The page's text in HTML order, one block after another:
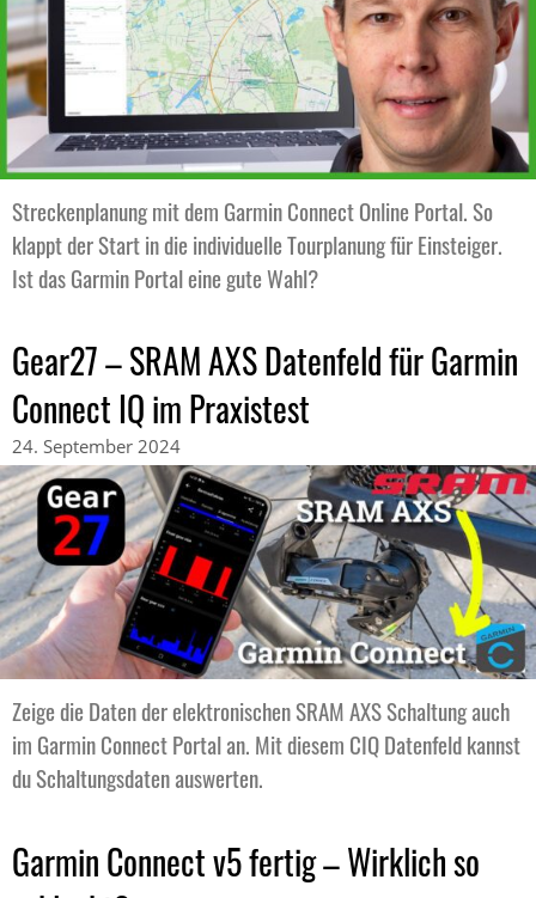
Streckenplanung mit dem Garmin Connect Online Portal. So
klappt der Start in die individuelle Tourplanung für Einsteiger.
Ist das Garmin Portal eine gute Wahl?
Gear27 – SRAM AXS Datenfeld für Garmin
Connect IQ im Praxistest
24. September 2024
Zeige die Daten der elektronischen SRAM AXS Schaltung auch
im Garmin Connect Portal an. Mit diesem CIQ Datenfeld kannst
du Schaltungsdaten auswerten.
Garmin Connect v5 fertig – Wirklich so